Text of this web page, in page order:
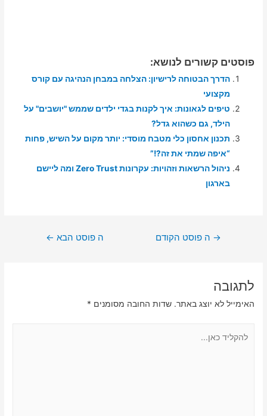
פוסטים קשורים לנושא:
הדרך הבטוחה לרישיון: הצלחה במבחן הנהיגה עם קורס
מקצועי
טיפים לגאונות: איך לקנות בגדי ילדים שממש "יושבים" על
הילד, גם כשהוא גדל?
תכנון אחסון כלי מטבח מוסדי: יותר מקום על השיש, פחות
“איפה שמתי את זה?!”
ניהול הרשאות וזהויות: עקרונות Zero Trust ומה ליישם
בארגון
ניווט
→ ה פוסט הקודם ה פוסט הבא ←
לתגובה
האימייל לא יוצג באתר. שדות החובה מסומנים *